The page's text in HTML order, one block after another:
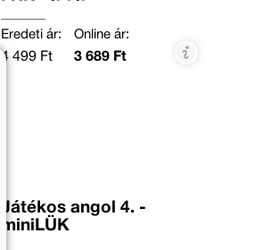
Eredeti ár:
4 499 Ft
Online ár:
3 689 Ft
Játékos angol 4. -
miniLÜK